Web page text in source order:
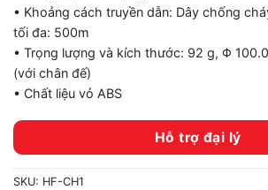
• Khoảng cách truyền dẫn: Dây chống
tối đa: 500m
• Trọng lượng và kích thước: 92 g, Φ
(với chân đế)
• Chất liệu vỏ ABS
Hỗ trợ đại lý
SKU: HF-CH1